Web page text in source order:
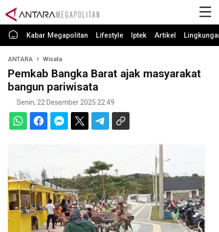
Kabar Megapolitan Lifestyle Iptek Artikel
ANTARA Wisata
Pemkab Bangka Barat ajak masyarakat
bangun pariwisata
Senin, 22 Desember 2025 22:49